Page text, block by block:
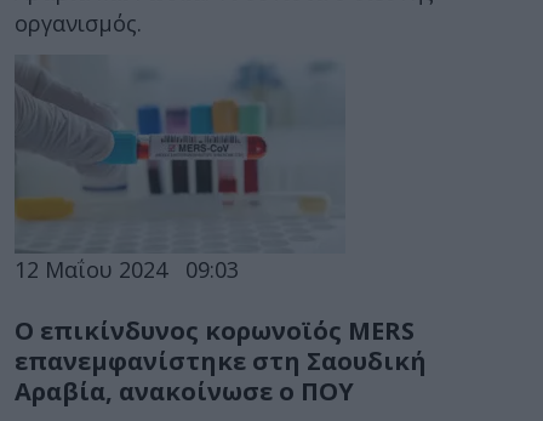
οργανισμός.
12 Μαΐου 2024 09:03
Ο επικίνδυνος κορωνοϊός MERS
επανεμφανίστηκε στη Σαουδική
Αραβία, ανακοίνωσε ο ΠΟΥ